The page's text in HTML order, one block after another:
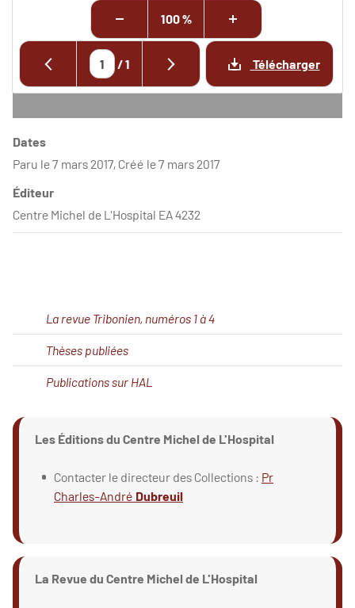
100 %
/1 Télécharger
Dates
Paru le 7 mars 2017, Créé le 7 mars 2017
Éditeur
Centre Michel de L'Hospital EA 4232
La revue Tribonien, numéros 1 à 4
Thèses publiées
Publications sur HAL
Les Éditions du Centre Michel de L'Hospital
Contacter le directeur des Collections : Pr
Charles-André Dubreuil
La Revue du Centre Michel de L'Hospital